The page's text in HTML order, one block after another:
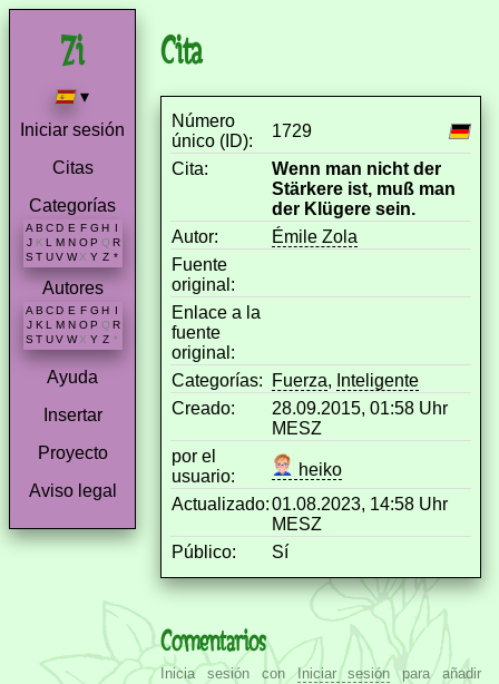
▾
Iniciar sesión
Citas
Categorías
A B C D E F G H I
J K L M N O P Q R
S T U V W X Y Z *
Autores
A B C D E F G H
J K L M N O P Q R
S T U V W X Y Z *
Ayuda
Insertar
Proyecto
Aviso legal
Cita
Número
único (ID):
1729
Cita:
Wenn man nicht der
Stärkere ist, muß man
der Klügere sein.
Autor:
Émile Zola
Fuente
original:
Enlace a la
fuente
original:
Categorías:
Fuerza, Inteligente
Creado:
28.09.2015, 01:58 Uhr
MESZ
por el
usuario:
heiko
Actualizado:01.08.2023, 14:58 Uhr
MESZ
Público:
Sí
Comentarios
Inicia sesión conIniciar sesión para añadir